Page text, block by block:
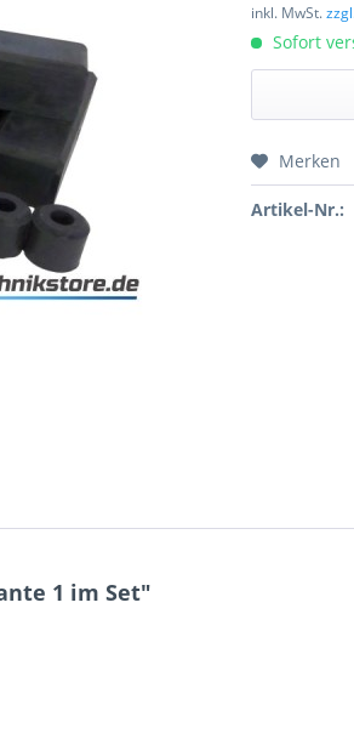
inkl. MwSt.
Sofort
Preis
Merken
Artikel-Nr.:
1 im Set"